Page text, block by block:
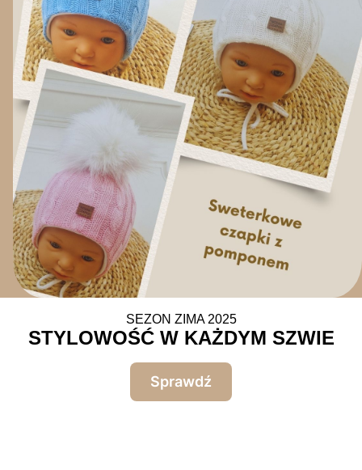
SEZON ZIMA 2025
STYLOWOŚĆ W KAŻDYM SZWIE
Sprawdź